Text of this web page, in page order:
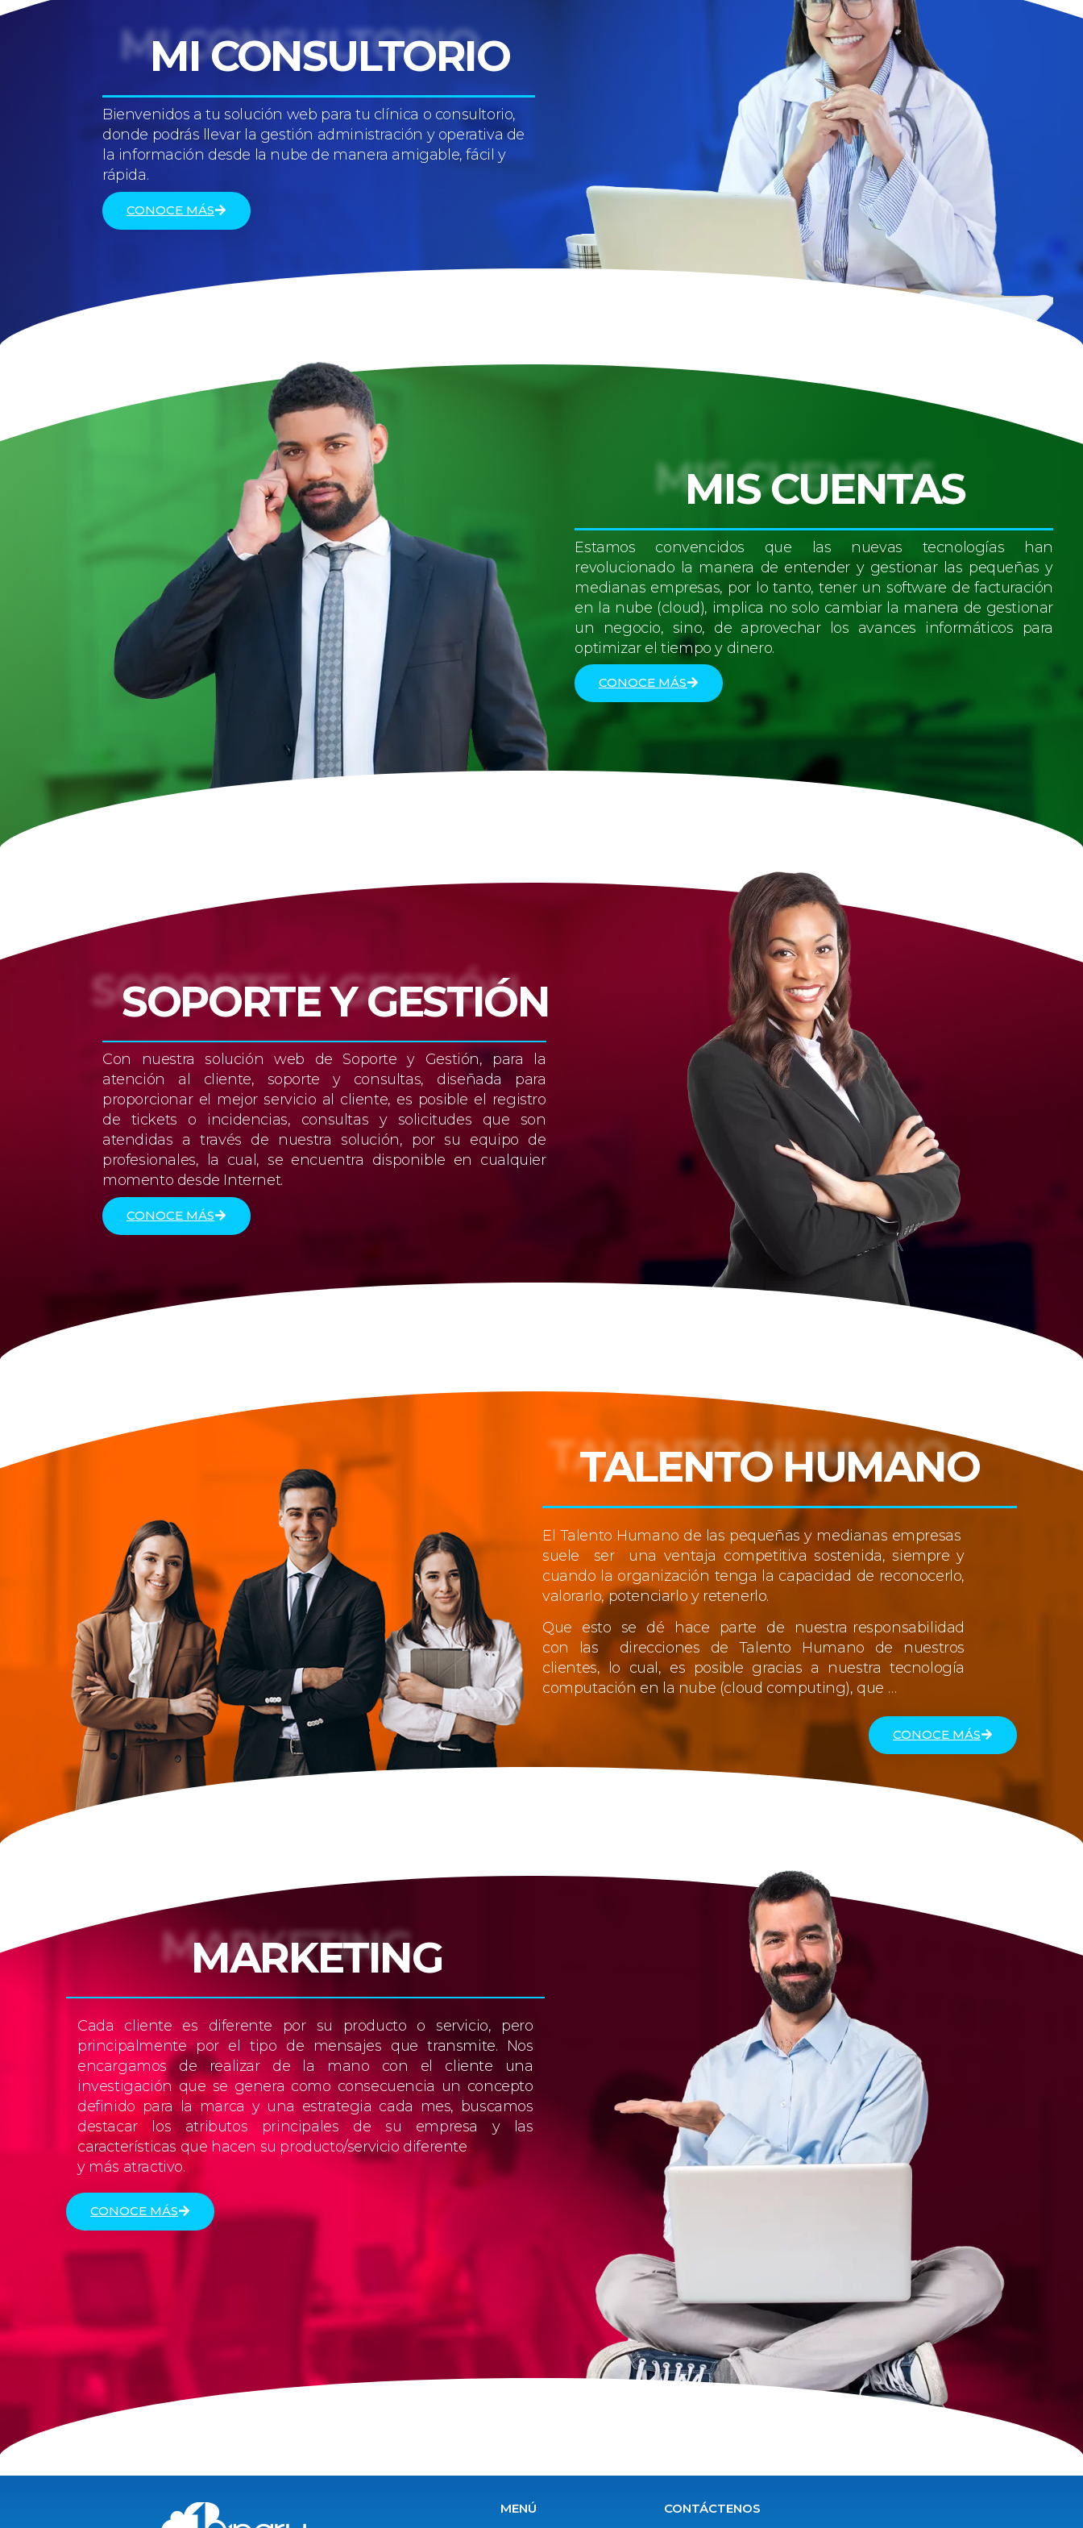
MI CONSULTORIO
Bienvenidos a tu solución web para tu clínica o consultorio,
donde podrás llevar la gestión administración y operativa de
la información desde la nube de manera amigable, fácil y
rápida.
CONOCE MÁS
MIS CUENTAS
Estamos convencidos que las nuevas tecnologías han
revolucionado la manera de entender y gestionar las pequeñas y
medianas empresas, por lo tanto, tener un software de facturación
en la nube (cloud), implica no solo cambiar la manera de gestionar
un negocio, sino, de aprovechar los avances informáticos para
optimizar el tiempo y dinero.
CONOCE MÁS
SOPORTE Y GESTIÓN​
Con nuestra solución web de Soporte y Gestión, para la
atención al cliente, soporte y consultas, diseñada para
proporcionar el mejor servicio al cliente, es posible el registro
de tickets o incidencias, consultas y solicitudes que son
atendidas a través de nuestra solución, por su equipo de
profesionales, la cual, se encuentra disponible en cualquier
momento desde Internet.
CONOCE MÁS
TALENTO HUMANO
El Talento Humano de las pequeñas y medianas empresas
suele ser una ventaja competitiva sostenida, siempre y
cuando la organización tenga la capacidad de reconocerlo,
valorarlo, potenciarlo y retenerlo.
Que esto se dé hace parte de nuestra responsabilidad
con las direcciones de Talento Humano de nuestros
clientes, lo cual, es posible gracias a nuestra tecnología
computación en la nube (cloud computing), que …
CONOCE MÁS
MARKETING
Cada cliente es diferente por su producto o servicio, pero
principalmente por el tipo de mensajes que transmite. Nos
encargamos de realizar de la mano con el cliente una
investigación que se genera como consecuencia un concepto
definido para la marca y una estrategia cada mes, buscamos
destacar los atributos principales de su empresa y las
características que hacen su producto/servicio diferente
y más atractivo.
CONOCE MÁS
MENÚ CONTÁCTENOS